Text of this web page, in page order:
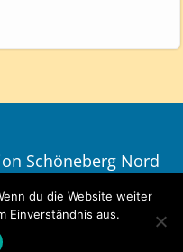
Schöneberg Nord
du die Website weiter
Einverständnis aus.